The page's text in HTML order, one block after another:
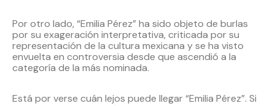
Por otro lado, “Emilia Pérez” ha sido objeto de burlas
por su exageración interpretativa, criticada por su
representación de la cultura mexicana y se ha visto
envuelta en controversia desde que ascendió a la
categoría de la más nominada.
Está por verse cuán lejos puede llegar “Emilia Pérez”. Si